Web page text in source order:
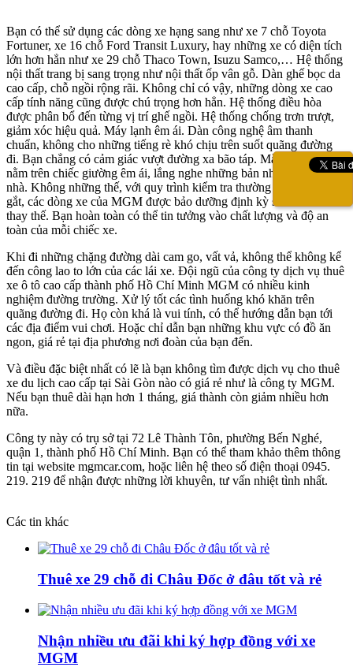
Bạn có thể sử dụng các dòng xe hạng sang như xe 7 chỗ Toyota
Fortuner, xe 16 chỗ Ford Transit Luxury, hay những xe có diện tích
lớn hơn hẳn như xe 29 chỗ Thaco Town, Isuzu Samco,… Hệ thống
nội thất trang bị sang trọng như nội thất ốp vân gỗ. Dàn ghế bọc da
cao cấp, chỗ ngồi rộng rãi. Không chỉ có vậy, những dòng xe cao
cấp tính năng cũng được chú trọng hơn hẳn. Hệ thống điều hòa
được phân bổ đến từng vị trí ghế ngồi. Hệ thống chống trơn trượt,
giảm xóc hiệu quả. Máy lạnh êm ái. Dàn công nghệ âm thanh
chuẩn, không cho những tiếng rè khó chịu trên suốt quãng đường
đi. Bạn chẳng có cảm giác vượt đường xa bão táp. Mà như đang
nằm trên chiếc giường êm ái, lắng nghe những bản nhạc sâu lắng ở
nhà. Không những thế, với quy trình kiểm tra thường xuyên gay
gắt, các dòng xe của MGM được bảo dưỡng định kỳ sửa chữa và
thay thế. Bạn hoàn toàn có thể tin tưởng vào chất lượng và độ an
toàn của mỗi chiếc xe.
Khi đi những chặng đường dài cam go, vất vả, không thể không kể
đến công lao to lớn của các lái xe. Đội ngũ của công ty dịch vụ thuê
xe ô tô cao cấp thành phố Hồ Chí Minh MGM có nhiều kinh
nghiệm đường trường. Xử lý tốt các tình huống khó khăn trên
quãng đường đi. Họ còn khá là vui tính, có thể hướng dẫn bạn tới
các địa điểm vui chơi. Hoặc chỉ dẫn bạn những khu vực có đồ ăn
ngon, giá rẻ tại địa phương nơi đoàn của bạn đến.
Và điều đặc biệt nhất có lẽ là bạn không tìm được dịch vụ cho thuê
xe du lịch cao cấp tại Sài Gòn nào có giá rẻ như là công ty MGM.
Nếu bạn thuê dài hạn hơn 1 tháng, giá thành còn giảm nhiều hơn
nữa.
Công ty này có trụ sở tại 72 Lê Thành Tôn, phường Bến Nghé,
quận 1, thành phố Hồ Chí Minh. Bạn có thể tham khảo thêm thông
tin tại website mgmcar.com, hoặc liên hệ theo số điện thoại 0945.
219. 219 để nhận được những lời khuyên, tư vấn nhiệt tình nhất.
Các tin khác
Thuê xe 29 chỗ đi Châu Đốc ở đâu tốt và rẻ
Nhận nhiều ưu đãi khi ký hợp đồng với xe
MGM